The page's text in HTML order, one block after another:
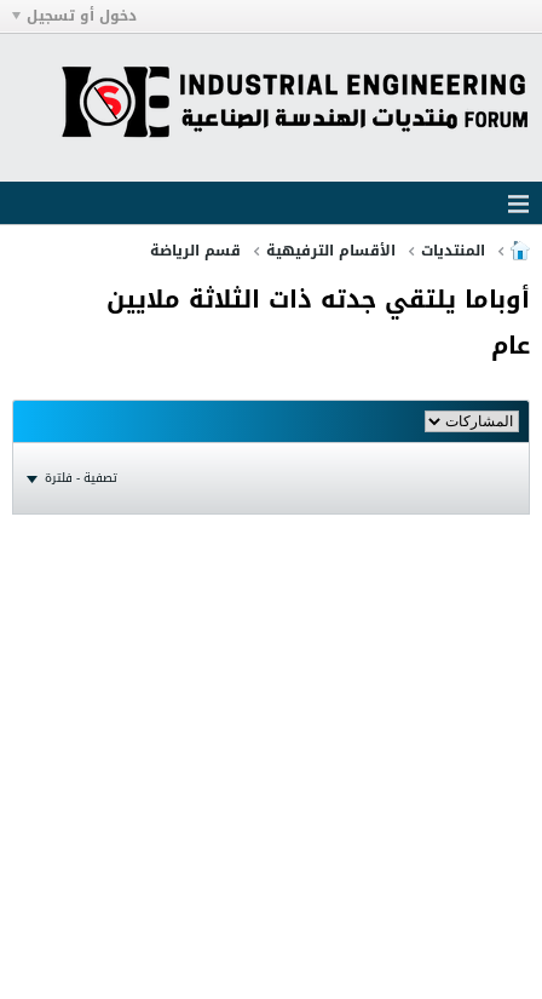
دخول أو تسجيل
المنتديات الأقسام الترفيهية قسم الرياضة
أوباما يلتقي جدته ذات الثلاثة ملايين
عام
تصفية - فلترة